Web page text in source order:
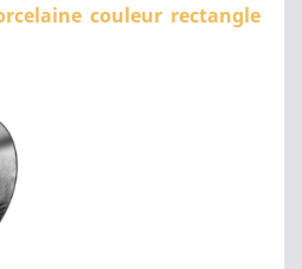
couleur rectangle